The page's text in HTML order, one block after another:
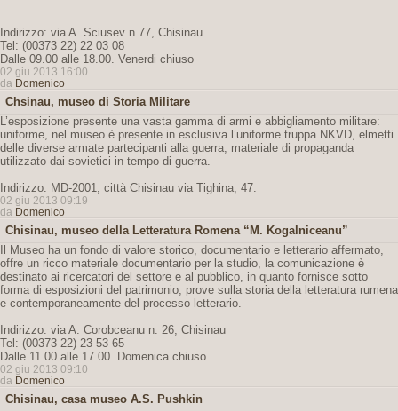
Indirizzo: via A. Sciusev n.77, Chisinau
Tel: (00373 22) 22 03 08
Dalle 09.00 alle 18.00. Venerdi chiuso
02 giu 2013 16:00
da Domenico
Chsinau, museo di Storia Militare
L’esposizione presente una vasta gamma di armi e abbigliamento militare:
uniforme, nel museo è presente in esclusiva l’uniforme truppa NKVD, elmetti
delle diverse armate partecipanti alla guerra, materiale di propaganda
utilizzato dai sovietici in tempo di guerra.
Indirizzo: MD-2001, città Chisinau via Tighina, 47.
02 giu 2013 09:19
da Domenico
Chisinau, museo della Letteratura Romena “M. Kogalniceanu”
Il Museo ha un fondo di valore storico, documentario e letterario affermato,
offre un ricco materiale documentario per la studio, la comunicazione è
destinato ai ricercatori del settore e al pubblico, in quanto fornisce sotto
forma di esposizioni del patrimonio, prove sulla storia della letteratura rumena
e contemporaneamente del processo letterario.
Indirizzo: via A. Corobceanu n. 26, Chisinau
Tel: (00373 22) 23 53 65
Dalle 11.00 alle 17.00. Domenica chiuso
02 giu 2013 09:10
da Domenico
Chisinau, casa museo A.S. Pushkin